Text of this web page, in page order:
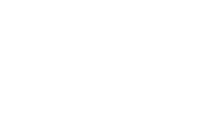
hlási na
predaných